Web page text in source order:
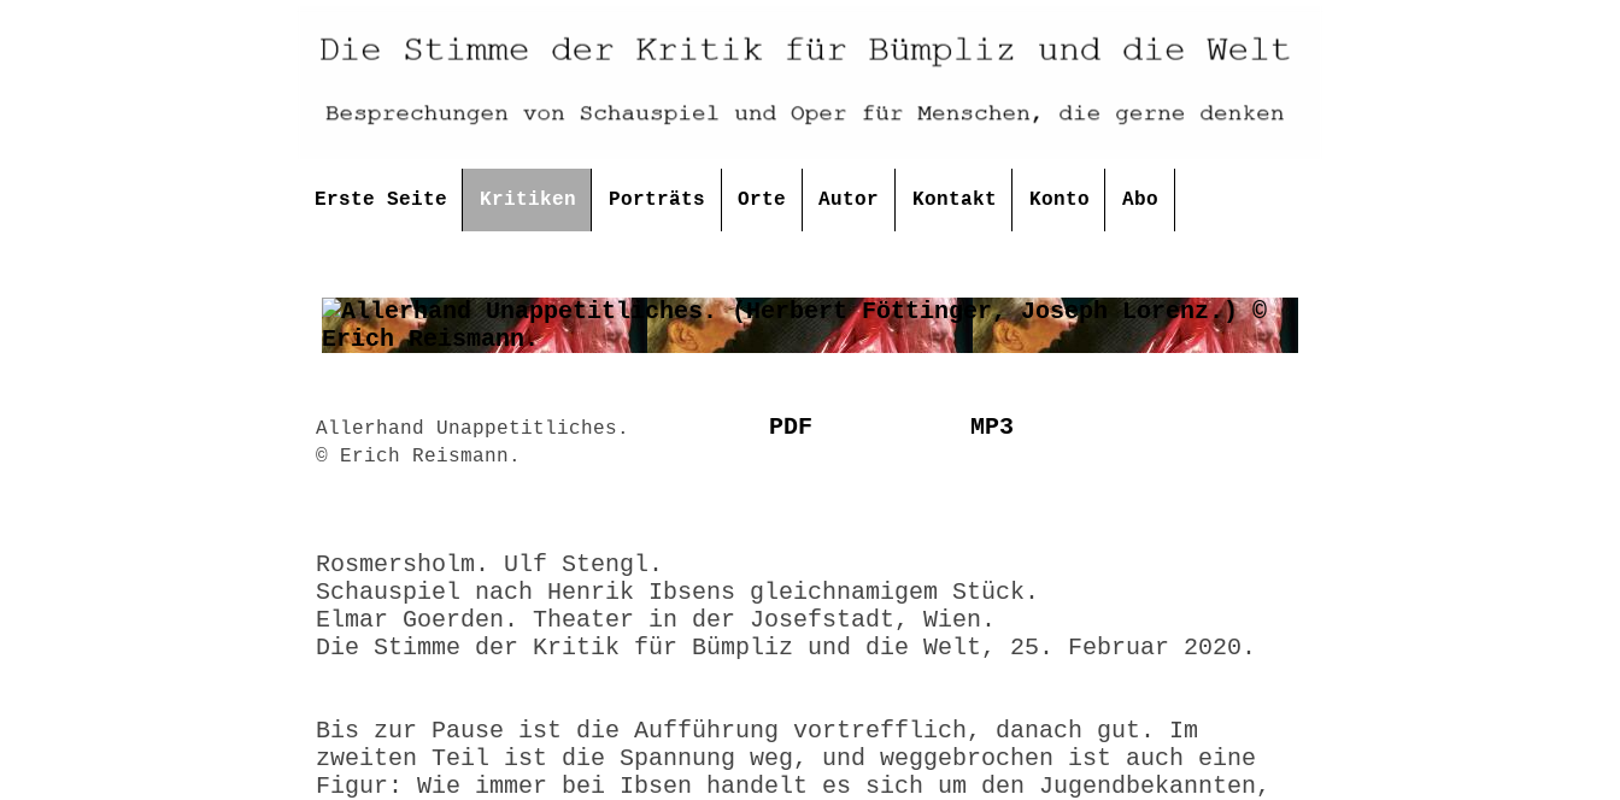
Erste Seite Kritiken Porträts Orte Autor Kontakt Konto Abo
Allerhand Unappetitliches.
© Erich Reismann.
PDF MP3
Rosmersholm. Ulf Stengl.
Schauspiel nach Henrik Ibsens gleichnamigem Stück.
Elmar Goerden. Theater in der Josefstadt, Wien.
Die Stimme der Kritik für Bümpliz und die Welt, 25. Februar 2020.
Bis zur Pause ist die Aufführung vortrefflich, danach gut. Im
zweiten Teil ist die Spannung weg, und weggebrochen ist auch eine
Figur: Wie immer bei Ibsen handelt es sich um den Jugendbekannten,